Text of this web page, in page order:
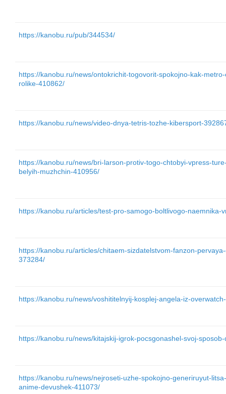
https://kanobu.ru/pub/344534/
https://kanobu.ru/news/ontokrichit-togovorit-spokojno-kak-
rolike-410862/
https://kanobu.ru/news/video-dnya-tetris-tozhe-kibersport-
https://kanobu.ru/news/bri-larson-protiv-togo-chtobyi-vpress-
belyih-muzhchin-410956/
https://kanobu.ru/articles/test-pro-samogo-boltlivogo-naemnika-
https://kanobu.ru/articles/chitaem-sizdatelstvom-fanzon-
373284/
https://kanobu.ru/news/voshititelnyij-kosplej-angela-iz-
https://kanobu.ru/news/kitajskij-igrok-pocsgonashel-svoj-
https://kanobu.ru/news/nejroseti-uzhe-spokojno-generiruyut-
anime-devushek-411073/